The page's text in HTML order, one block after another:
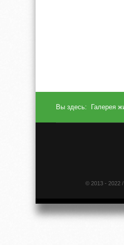
Вы здесь: Галерея
© 2013 - 2022